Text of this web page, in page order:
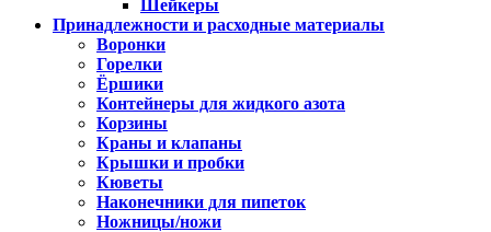
Шейкеры
Принадлежности и расходные материалы
Воронки
Горелки
Ёршики
Контейнеры для жидкого азота
Корзины
Краны и клапаны
Крышки и пробки
Кюветы
Наконечники для пипеток
Ножницы/ножи